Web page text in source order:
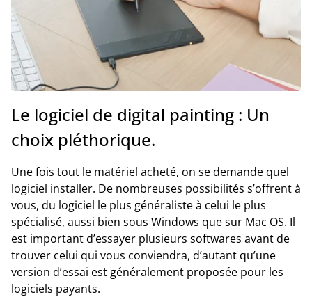
Le logiciel de digital painting : Un
choix pléthorique.
Une fois tout le matériel acheté, on se demande quel
logiciel installer. De nombreuses possibilités s’offrent à
vous, du logiciel le plus généraliste à celui le plus
spécialisé, aussi bien sous Windows que sur Mac OS. Il
est important d’essayer plusieurs softwares avant de
trouver celui qui vous conviendra, d’autant qu’une
version d’essai est généralement proposée pour les
logiciels payants.